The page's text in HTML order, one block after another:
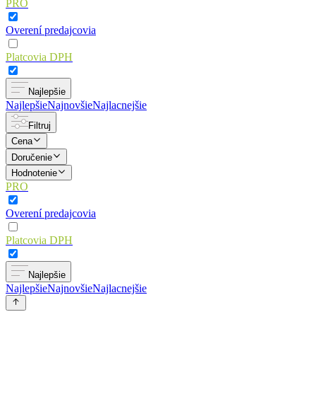
PRO
Overení predajcovia
Platcovia DPH
Najlepšie
NajlepšieNajnovšieNajlacnejšie
Filtruj
Cena
Doručenie
Hodnotenie
PRO
Overení predajcovia
Platcovia DPH
Najlepšie
NajlepšieNajnovšieNajlacnejšie